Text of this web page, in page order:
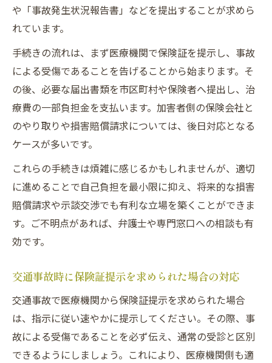
や「事故発生状況報告書」などを提出することが求めら
れています。
手続きの流れは、まず医療機関で保険証を提示し、事故
による受傷であることを告げることから始まります。そ
の後、必要な届出書類を市区町村や保険者へ提出し、治
療費の一部負担金を支払います。加害者側の保険会社と
のやり取りや損害賠償請求については、後日対応となる
ケースが多いです。
これらの手続きは煩雑に感じるかもしれませんが、適切
に進めることで自己負担を最小限に抑え、将来的な損害
賠償請求や示談交渉でも有利な立場を築くことができま
す。ご不明点があれば、弁護士や専門窓口への相談も有
効です。
交通事故時に保険証提示を求められた場合の対応
交通事故で医療機関から保険証提示を求められた場合
は、指示に従い速やかに提示してください。その際、事
故による受傷であることを必ず伝え、通常の受診と区別
できるようにしましょう。これにより、医療機関側も適